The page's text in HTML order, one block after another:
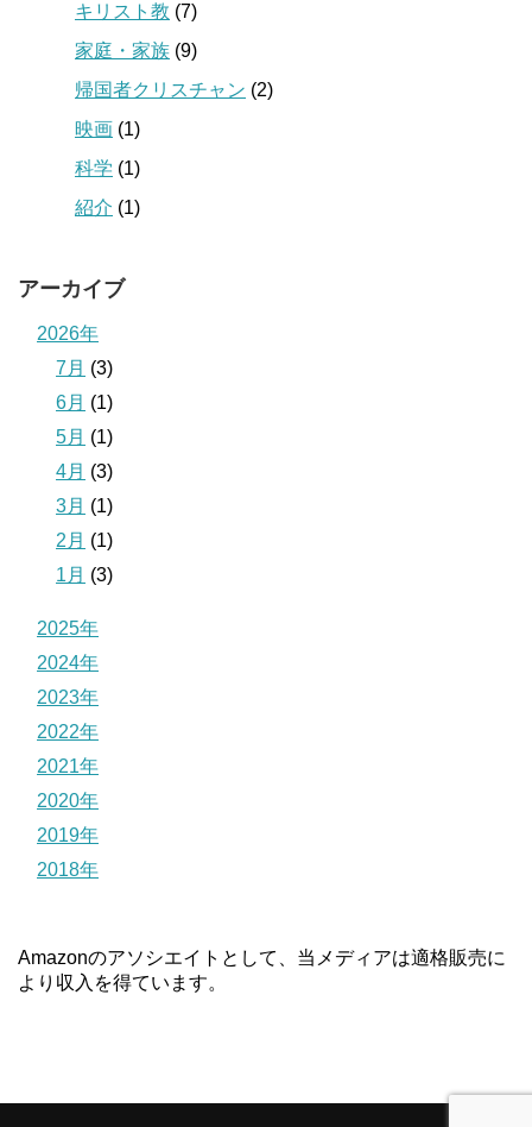
キリスト教 (7)
家庭・家族 (9)
帰国者クリスチャン (2)
映画 (1)
科学 (1)
紹介 (1)
アーカイブ
2026年
7月 (3)
6月 (1)
5月 (1)
4月 (3)
3月 (1)
2月 (1)
1月 (3)
2025年
2024年
2023年
2022年
2021年
2020年
2019年
2018年
Amazonのアソシエイトとして、当メディアは適格販売に
より収入を得ています。